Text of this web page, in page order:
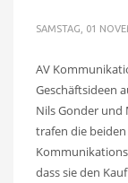
SAMSTAG, 01
AV
Geschäftsideen
Nils Gonder und
trafen die
dass sie den